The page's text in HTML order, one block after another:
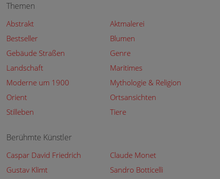
Themen
Abstrakt
Aktmalerei
Bestseller
Blumen
Gebäude Straßen
Genre
Landschaft
Maritimes
Moderne um 1900
Mythologie & Religion
Orient
Ortsansichten
Stilleben
Tiere
Berühmte Künstler
Caspar David Friedrich
Claude Monet
Gustav Klimt
Sandro Botticelli